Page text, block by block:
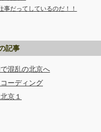
事だってしているのだ！！
記事
混乱の北京へ
ーディング
京１